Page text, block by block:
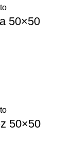
50×50
50×50